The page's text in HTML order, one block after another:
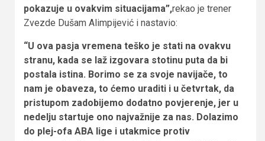
pokazuje u ovakvim situacijama”,rekao je trener
Zvezde Dušam Alimpijević i nastavio:
“U ova pasja vremena teško je stati na ovakvu
stranu, kada se laž izgovara stotinu puta da bi
postala istina. Borimo se za svoje navijače, to
nam je obaveza, to ćemo uraditi i u četvrtak, da
pristupom zadobijemo dodatno povjerenje, jer u
nedelju startuje ono najvažnije za nas. Dolazimo
do plej-ofa ABA lige i utakmice protiv